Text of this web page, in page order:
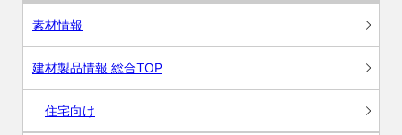
素材情報
建材製品情報 総合TOP
住宅向け